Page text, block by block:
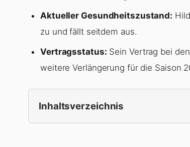
Aktueller Gesundheitszustand:
zu und fällt seitdem aus.
Vertragsstatus: Sein Vertrag bei
weitere Verlängerung für die Saison
Inhaltsverzeichnis